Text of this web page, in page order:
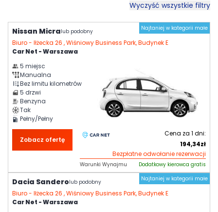
Wyczyść wszystkie filtry
Najtaniej w kategorii małe
Nissan Micralub podobny
Biuro - Iłżecka 26 , Wiśniowy Business Park, Budynek E
Car Net - Warszawa
5 miejsc
Manualna
Bez limitu kilometrów
5 drzwi
Benzyna
Tak
Pełny/Pełny
Zobacz ofertę
Cena za 1 dni:
194,34zł
Bezpłatne odwołanie rezerwacji
Warunki Wynajmu
Dodatkowy kierowca gratis
Najtaniej w kategorii małe
Dacia Sanderolub podobny
Biuro - Iłżecka 26 , Wiśniowy Business Park, Budynek E
Car Net - Warszawa